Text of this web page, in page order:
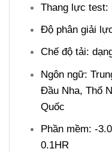
Thang lực test:
Độ phân giải
Chế độ tải:
Ngôn ngữ:
Đầu Nha, Thổ
Quốc
Phần mềm: -
0.1HR